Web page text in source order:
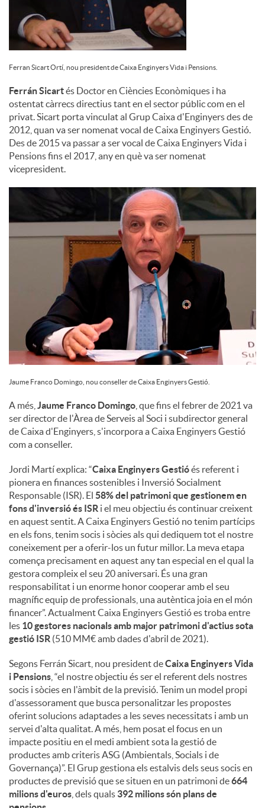
Ferran Sicart Ortí, nou president de Caixa Enginyers Vida i Pensions.
Ferrán Sicartés Doctor en Ciències Econòmiques i ha
ostentat càrrecs directius tant en el sector públic com en el
privat. Sicart porta vinculat al Grup Caixa d'Enginyers des de
2012, quan va ser nomenat vocal de Caixa Enginyers Gestió.
Des de 2015 va passar a ser vocal de Caixa Enginyers Vida i
Pensions fins el 2017, any en què va ser nomenat
vicepresident.
Jaume Franco Domingo, nou conseller de Caixa Enginyers Gestió.
A més, Jaume Franco Domingo , que fins el febrer de 2021 va
ser director de l'Àrea de Serveis al Soci i subdirector general
de Caixa d'Enginyers, s'incorpora a Caixa Enginyers Gestió
com a conseller.
Jordi Martí explica: “Caixa Enginyers Gestióés referent i
pionera en finances sostenibles i Inversió Socialment
Responsable (ISR). El 58% del patrimoni que gestionem en
fons d'inversió és ISR i el meu objectiu és continuar creixent
en aquest sentit. A Caixa Enginyers Gestió no tenim partícips
en els fons, tenim socis i sòcies als qui dediquem tot el nostre
coneixement per a oferir-los un futur millor. La meva etapa
comença precisament en aquest any tan especial en el qual la
gestora compleix el seu 20 aniversari. És una gran
responsabilitat i un enorme honor cooperar amb el seu
magnífic equip de professionals, una autèntica joia en el món
financer”. Actualment Caixa Enginyers Gestió es troba entre
les 10 gestores nacionals amb major patrimoni d'actius sota
gestió ISR (510 MM€ amb dades d'abril de 2021).
Segons Ferrán Sicart, nou president deCaixa Enginyers Vida
i Pensions , “el nostre objectiu és ser el referent dels nostres
socis i sòcies en l'àmbit de la previsió. Tenim un model propi
d'assessorament que busca personalitzar les propostes
oferint solucions adaptades a les seves necessitats i amb un
servei d'alta qualitat. A més, hem posat el focus en un
impacte positiu en el medi ambient sota la gestió de
productes amb criteris ASG (Ambientals, Socials i de
Governança)”. El Grup gestiona els estalvis dels seus socis en
productes de previsió que se situen en un patrimoni de664
milions d'euros , dels quals 392 milions són plans de